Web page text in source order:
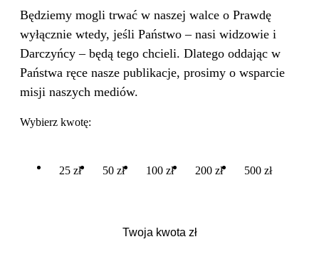
Będziemy mogli trwać w naszej walce o Prawdę
wyłącznie wtedy, jeśli Państwo – nasi widzowie i
Darczyńcy – będą tego chcieli. Dlatego oddając w
Państwa ręce nasze publikacje, prosimy o wsparcie
misji naszych mediów.
Wybierz kwotę:
25 zł 50 zł 100 zł 200 zł 500 zł